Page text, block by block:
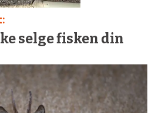
selge fisken din